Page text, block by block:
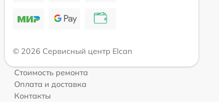
© 2026 Сервисный центр Elcan
Стоимость ремонта
Оплата и доставка
Контакты